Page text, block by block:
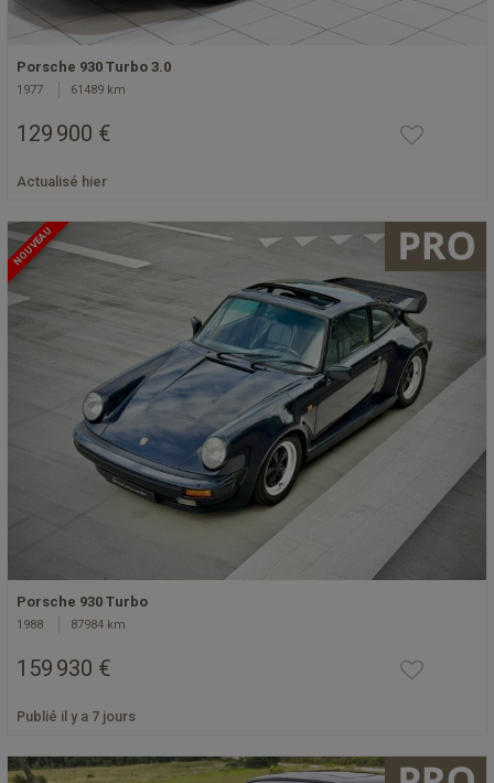
Porsche 930 Turbo 3.0
1977 61489 km
129 900 €
Actualisé hier
NOUVEAU
Porsche 930 Turbo
1988 87984 km
159 930 €
Publié il y a 7 jours